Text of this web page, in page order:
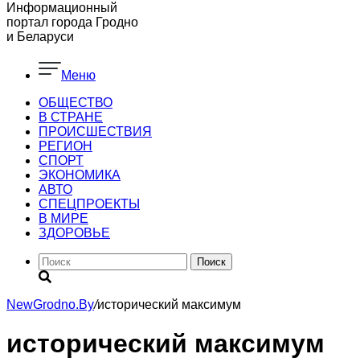
Информационный
портал города Гродно
и Беларуси
Меню
ОБЩЕСТВО
В СТРАНЕ
ПРОИСШЕСТВИЯ
РЕГИОН
CПОРТ
ЭКОНОМИКА
АВТО
СПЕЦПРОЕКТЫ
В МИРЕ
ЗДОРОВЬЕ
Поиск
NewGrodno.By/исторический максимум
исторический максимум